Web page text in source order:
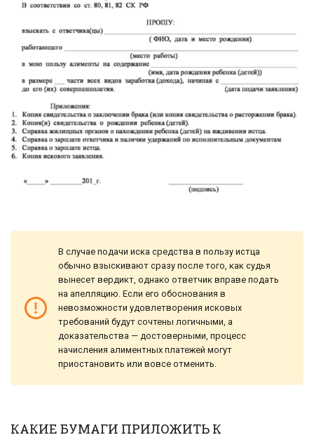
В случае подачи иска средства в пользу истца
обычно взыскивают сразу после того, как судья
вынесет вердикт, однако ответчик вправе подать
на апелляцию. Если его обоснования в
невозможности удовлетворения исковых
требований будут сочтены логичными, а
доказательства — достоверными, процесс
начисления алиментных платежей могут
приостановить или вовсе отменить.
КАКИЕ БУМАГИ ПРИЛОЖИТЬ К